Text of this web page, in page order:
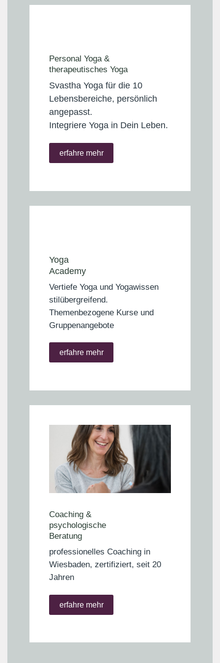
Personal Yoga &
therapeutisches Yoga
Svastha Yoga für die 10
Lebensbereiche, persönlich
angepasst.
Integriere Yoga in Dein Leben.
erfahre mehr
Yoga
Academy
Vertiefe Yoga und Yogawissen
stilübergreifend.
Themenbezogene Kurse und
Gruppenangebote
erfahre mehr
Coaching &
psychologische
Beratung
professionelles Coaching in
Wiesbaden, zertifiziert, seit 20
Jahren
erfahre mehr